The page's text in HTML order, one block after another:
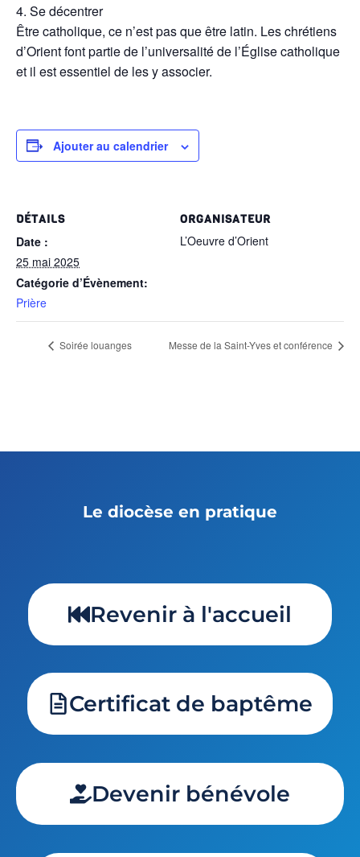
4. Se décentrer
Être catholique, ce n’est pas que être latin. Les chrétiens
d’Orient font partie de l’universalité de l’Église catholique
et il est essentiel de les y associer.
Ajouter au calendrier
DÉTAILS
Date :
25 mai 2025
Catégorie d’Évènement:
Prière
ORGANISATEUR
L’Oeuvre d’Orient
Soirée louanges Messe de la Saint-Yves et conférence
Le diocèse en pratique
Revenir à l'accueil
Certificat de baptême
Devenir bénévole